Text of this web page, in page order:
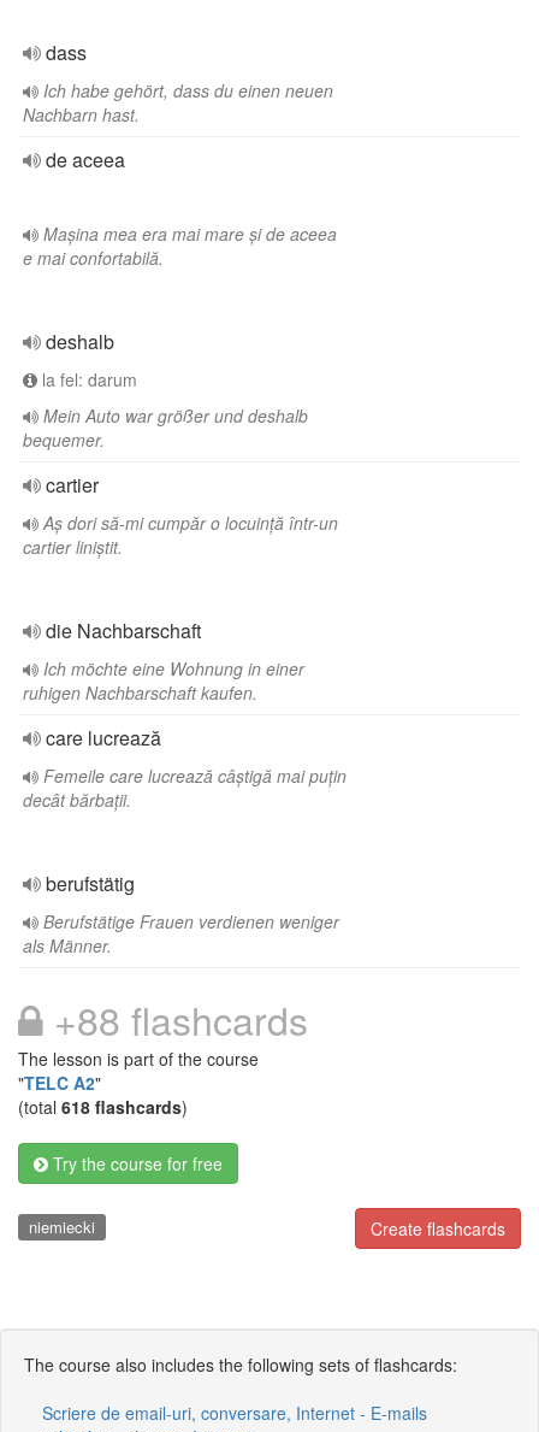
dass
Ich habe gehört, dass du einen neuen
Nachbarn hast.
de aceea
Mașina mea era mai mare și de aceea
e mai confortabilă.
deshalb
la fel: darum
Mein Auto war größer und deshalb
bequemer.
cartier
Aș dori să-mi cumpăr o locuință într-un
cartier liniștit.
die Nachbarschaft
Ich möchte eine Wohnung in einer
ruhigen Nachbarschaft kaufen.
care lucrează
Femeile care lucrează câștigă mai puțin
decât bărbații.
berufstätig
Berufstätige Frauen verdienen weniger
als Männer.
+88 flashcards
The lesson is part of the course
"TELC A2"
(total 618 flashcards)
Try the course for free
Create flashcards
niemiecki
The course also includes the following sets of flashcards:
Scriere de email-uri, conversare, Internet - E-mails